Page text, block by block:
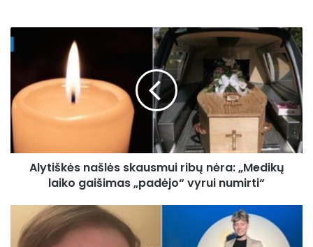
Alytiškės
nėra:
„Medikų
laiko
gaišimas
„padėjo“
Alytiškės našlės skausmui ribų nėra: „Medikų
laiko gaišimas „padėjo“ vyrui numirti“
Ąžuolas
Misiukevičius
prakalbo